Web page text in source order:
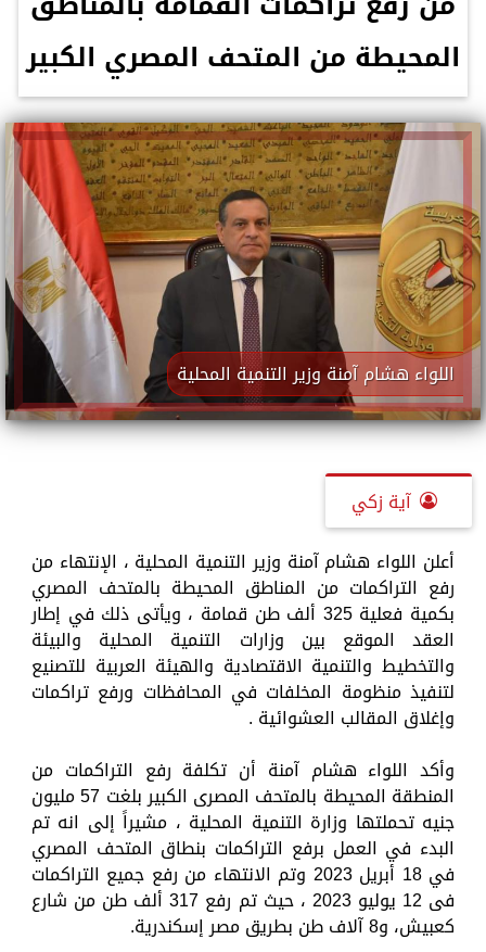
المحيطة من المتحف المصري الكبير
اللواء هشام آمنة وزير التنمية المحلية
آية زكي
أعلن اللواء هشام آمنة وزير التنمية المحلية ، الإنتهاء من
رفع التراكمات من المناطق المحيطة بالمتحف المصري
بكمية فعلية 325 ألف طن قمامة ، ويأتى ذلك في إطار
العقد الموقع بين وزارات التنمية المحلية والبيئة
والتخطيط والتنمية الاقتصادية والهيئة العربية للتصنيع
لتنفيذ منظومة المخلفات في المحافظات ورفع تراكمات
وإغلاق المقالب العشوائية .
وأكد اللواء هشام آمنة أن تكلفة رفع التراكمات من
المنطقة المحيطة بالمتحف المصرى الكبير بلغت 57 مليون
جنيه تحملتها وزارة التنمية المحلية ، مشيراً إلى انه تم
البدء في العمل برفع التراكمات بنطاق المتحف المصري
في 18 أبريل 2023 وتم الانتهاء من رفع جميع التراكمات
فى 12 يوليو 2023 ، حيث تم رفع 317 ألف طن من شارع
كعبيش، و8 آلاف طن بطريق مصر إسكندرية.